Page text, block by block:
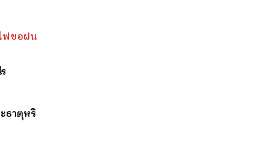
ฟขอฝน
ธาตุหริ